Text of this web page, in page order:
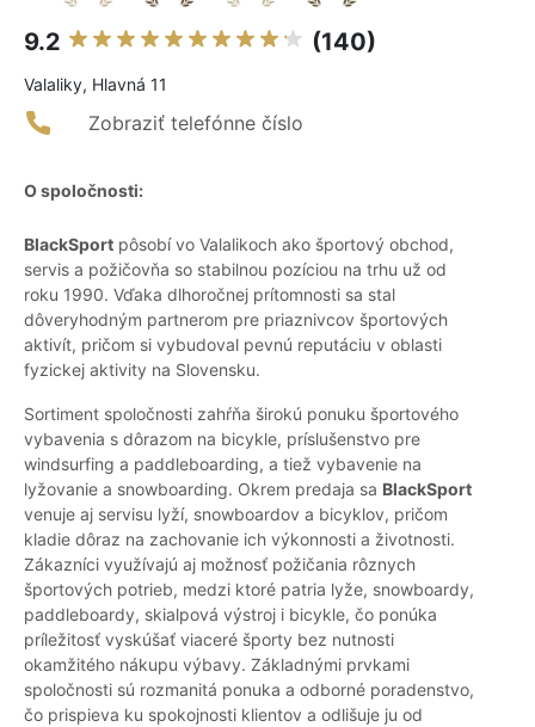
9.2 (140)
Valaliky, Hlavná 11
Zobraziť telefónne číslo
O spoločnosti:
BlackSport pôsobí vo Valalikoch ako športový obchod,
servis a požičovňa so stabilnou pozíciou na trhu už od
roku 1990. Vďaka dlhoročnej prítomnosti sa stal
dôveryhodným partnerom pre priaznivcov športových
aktivít, pričom si vybudoval pevnú reputáciu v oblasti
fyzickej aktivity na Slovensku.
Sortiment spoločnosti zahŕňa širokú ponuku športového
vybavenia s dôrazom na bicykle, príslušenstvo pre
windsurfing a paddleboarding, a tiež vybavenie na
lyžovanie a snowboarding. Okrem predaja sa BlackSport
venuje aj servisu lyží, snowboardov a bicyklov, pričom
kladie dôraz na zachovanie ich výkonnosti a životnosti.
Zákazníci využívajú aj možnosť požičania rôznych
športových potrieb, medzi ktoré patria lyže, snowboardy,
paddleboardy, skialpová výstroj i bicykle, čo ponúka
príležitosť vyskúšať viaceré športy bez nutnosti
okamžitého nákupu výbavy. Základnými prvkami
spoločnosti sú rozmanitá ponuka a odborné poradenstvo,
čo prispieva ku spokojnosti klientov a odlišuje ju od